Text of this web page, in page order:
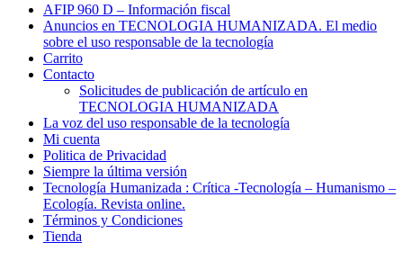
AFIP 960 D – Información fiscal
Anuncios en TECNOLOGIA HUMANIZADA. El medio
sobre el uso responsable de la tecnología
Carrito
Contacto
Solicitudes de publicación de artículo en
TECNOLOGIA HUMANIZADA
La voz del uso responsable de la tecnología
Mi cuenta
Politica de Privacidad
Siempre la última versión
Tecnología Humanizada : Crítica -Tecnología – Humanismo –
Ecología. Revista online.
Términos y Condiciones
Tienda